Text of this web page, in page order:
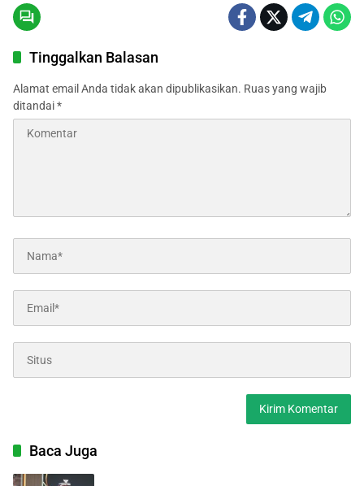
Tinggalkan Balasan
Alamat email Anda tidak akan dipublikasikan. Ruas yang wajib
ditandai*
Baca Juga